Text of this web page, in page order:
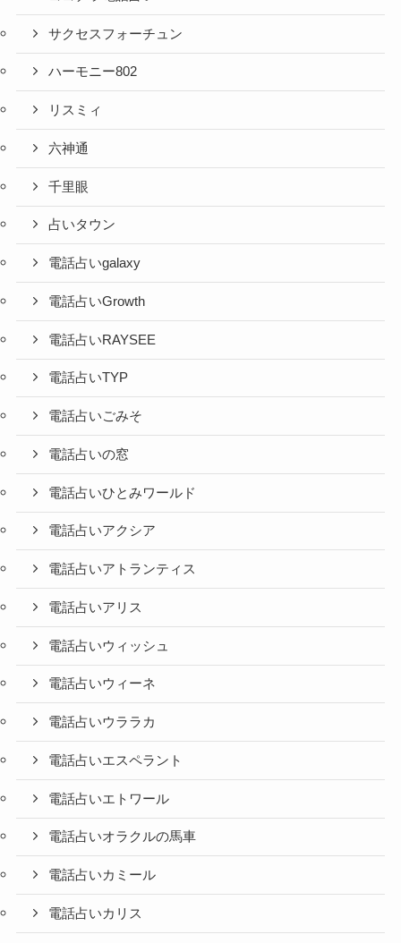
サクセスフォーチュン
ハーモニー802
リスミィ
六神通
千里眼
占いタウン
電話占いgalaxy
電話占いGrowth
電話占いRAYSEE
電話占いTYP
電話占いごみそ
電話占いの窓
電話占いひとみワールド
電話占いアクシア
電話占いアトランティス
電話占いアリス
電話占いウィッシュ
電話占いウィーネ
電話占いウララカ
電話占いエスペラント
電話占いエトワール
電話占いオラクルの馬車
電話占いカミール
電話占いカリス